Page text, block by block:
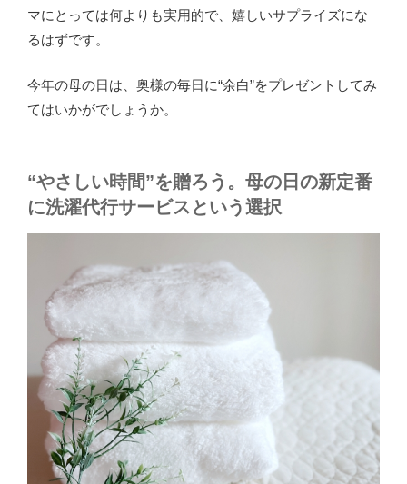
マにとっては何よりも実用的で、嬉しいサプライズにな
るはずです。
今年の母の日は、奥様の毎日に“余白”をプレゼントしてみ
てはいかがでしょうか。
“やさしい時間”を贈ろう。母の日の新定番
に洗濯代行サービスという選択